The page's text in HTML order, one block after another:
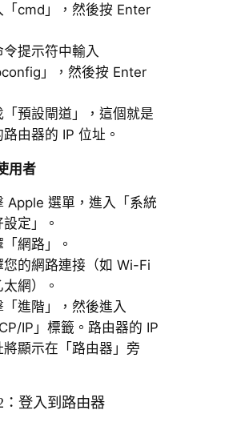
「cmd」，然後按 Enter
令提示符中輸入
」，然後按 Enter
「預設閘道」，這個就是
由器的 IP 位址。
用者
Apple 選單，進入「系統
定」。
網路」。
您的網路連接（如 Wi-Fi
網）。
「進階」，然後進入
IP」標籤。路由器的 IP
將顯示在「路由器」旁
：登入到路由器